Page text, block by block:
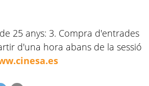
25 anys: 3. Compra d'entrades
d'una hora abans de la sessió